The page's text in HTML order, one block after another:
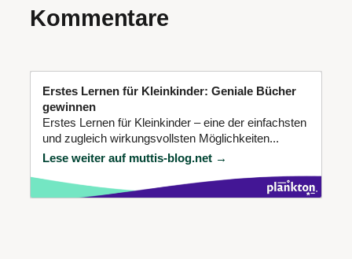
Kommentare
Erstes Lernen für Kleinkinder: Geniale Bücher
gewinnen
Erstes Lernen für Kleinkinder – eine der einfachsten
und zugleich wirkungsvollsten Möglichkeiten...
Lese weiter auf muttis-blog.net →